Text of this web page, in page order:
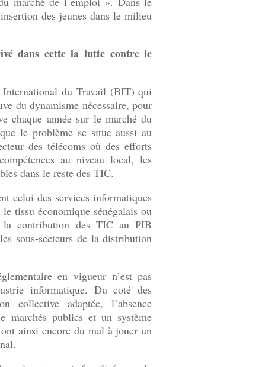
des jeunes dans le milieu
dans cette la lutte contre le
du Travail (BIT) qui
du dynamisme nécessaire, pour
chaque année sur le marché du
le problème se situe aussi au
des télécoms où des efforts
au niveau local, les
dans le reste des TIC.
celui des services informatiques
tissu économique sénégalais ou
la contribution des TIC au PIB
sous-secteurs de la distribution
en vigueur n’est pas
informatique. Du coté des
collective adaptée, l’absence
marchés publics et un système
ainsi encore du mal à jouer un